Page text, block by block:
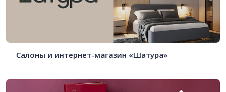
Салоны и интернет-магазин «Шатура»